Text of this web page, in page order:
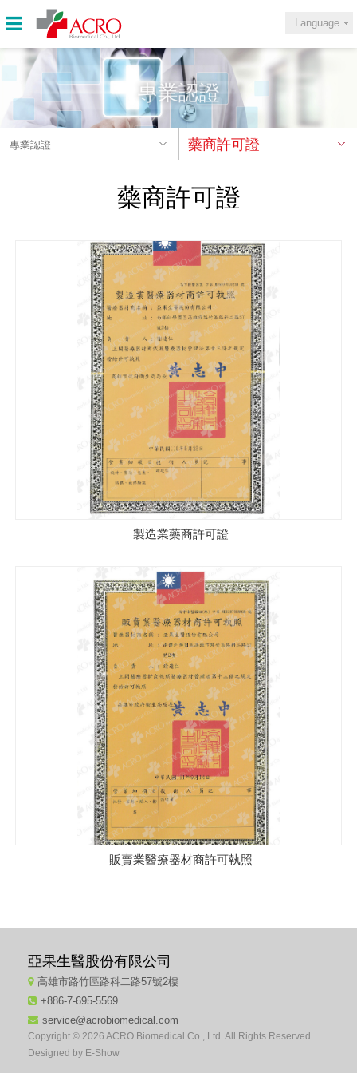
Language
專業認證
專業認證 藥商許可證
藥商許可證
製造業藥商許可證
販賣業醫療器材商許可執照
亞果生醫股份有限公司
高雄市路竹區路科二路57號2樓
+886-7-695-5569
service@acrobiomedical.com
Copyright © 2026 ACRO Biomedical Co., Ltd. All Rights Reserved.
Designed by E-Show